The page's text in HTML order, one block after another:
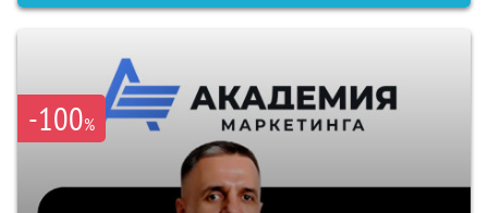
-100%